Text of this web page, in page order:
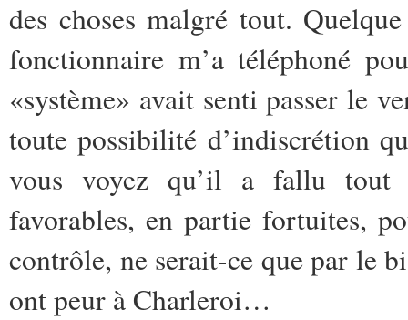
des choses malgré tout.
fonctionnaire m’a téléphoné
«système» avait senti passer le
toute possibilité d’indiscrétion
vous voyez qu’il a fallu tout
favorables, en partie fortuites,
contrôle, ne serait-ce que par le
ont peur à Charleroi…